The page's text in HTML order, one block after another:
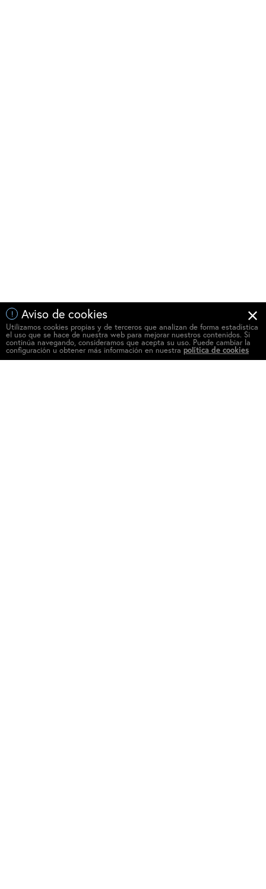
! Aviso de cookies
Utilizamos cookies propias y de terceros que analizan de forma estadística
el uso que se hace de nuestra web para mejorar nuestros contenidos. Si
continúa navegando, consideramos que acepta su uso. Puede cambiar la
configuración u obtener más información en nuestra política de cookies